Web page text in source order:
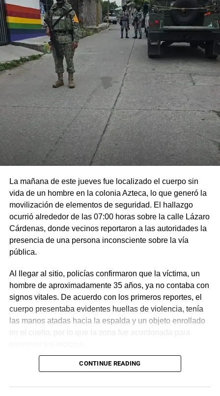
La mañana de este jueves fue localizado el cuerpo sin
vida de un hombre en la colonia Azteca, lo que generó la
movilización de elementos de seguridad. El hallazgo
ocurrió alrededor de las 07:00 horas sobre la calle Lázaro
Cárdenas, donde vecinos reportaron a las autoridades la
presencia de una persona inconsciente sobre la vía
pública.
Al llegar al sitio, policías confirmaron que la víctima, un
hombre de aproximadamente 35 años, ya no contaba con
signos vitales. De acuerdo con los primeros reportes, el
cuerpo presentaba evidentes huellas de violencia, tenía
las manos atadas hacia la espalda y un objeto enrollado
en el cuello, por lo que la zona fue acordonada para
Las primeras investigaciones apuntan a que el hombre
madrugada. Personal de la Fiscalía y del Servicio Médico
CONTINUE READING